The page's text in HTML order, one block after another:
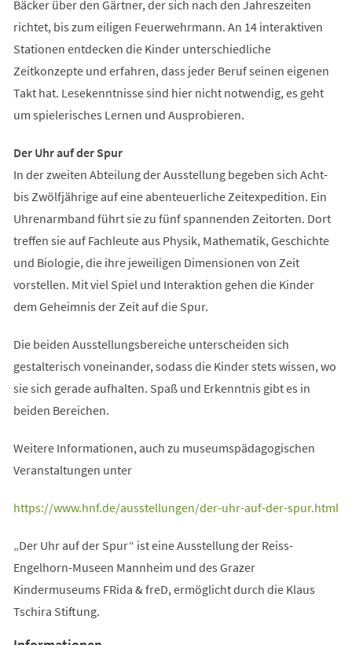
Bäcker über den Gärtner, der sich nach den Jahreszeiten
richtet, bis zum eiligen Feuerwehrmann. An 14 interaktiven
Stationen entdecken die Kinder unterschiedliche
Zeitkonzepte und erfahren, dass jeder Beruf seinen eigenen
Takt hat. Lesekenntnisse sind hier nicht notwendig, es geht
um spielerisches Lernen und Ausprobieren.
Der Uhr auf der Spur
In der zweiten Abteilung der Ausstellung begeben sich Acht-
bis Zwölfjährige auf eine abenteuerliche Zeitexpedition. Ein
Uhrenarmband führt sie zu fünf spannenden Zeitorten. Dort
treffen sie auf Fachleute aus Physik, Mathematik, Geschichte
und Biologie, die ihre jeweiligen Dimensionen von Zeit
vorstellen. Mit viel Spiel und Interaktion gehen die Kinder
dem Geheimnis der Zeit auf die Spur.
Die beiden Ausstellungsbereiche unterscheiden sich
gestalterisch voneinander, sodass die Kinder stets wissen, wo
sie sich gerade aufhalten. Spaß und Erkenntnis gibt es in
beiden Bereichen.
Weitere Informationen, auch zu museumspädagogischen
Veranstaltungen unter
https://www.hnf.de/ausstellungen/der-uhr-auf-der-spur.html
(Öffnet
einem
neuen
Tab)
„Der Uhr auf der Spur“ ist eine Ausstellung der Reiss-
Engelhorn-Museen Mannheim und des Grazer
Kindermuseums FRida & freD, ermöglicht durch die Klaus
Tschira Stiftung.